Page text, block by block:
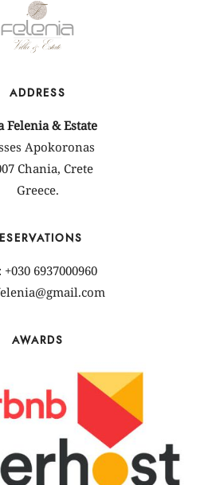
ADDRESS
Felenia & Estate
Apokoronas
Chania, Crete
Greece.
+030 6937000960
AWARDS